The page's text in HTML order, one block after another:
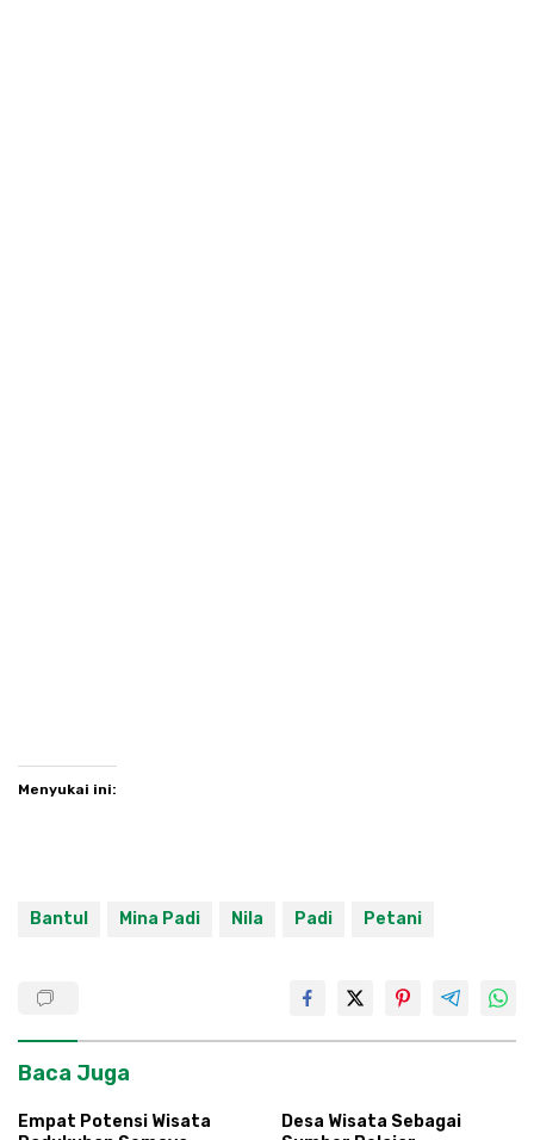
Menyukai ini:
Bantul Mina Padi Nila Padi Petani
Baca Juga
Empat Potensi Wisata
Desa Wisata Sebagai